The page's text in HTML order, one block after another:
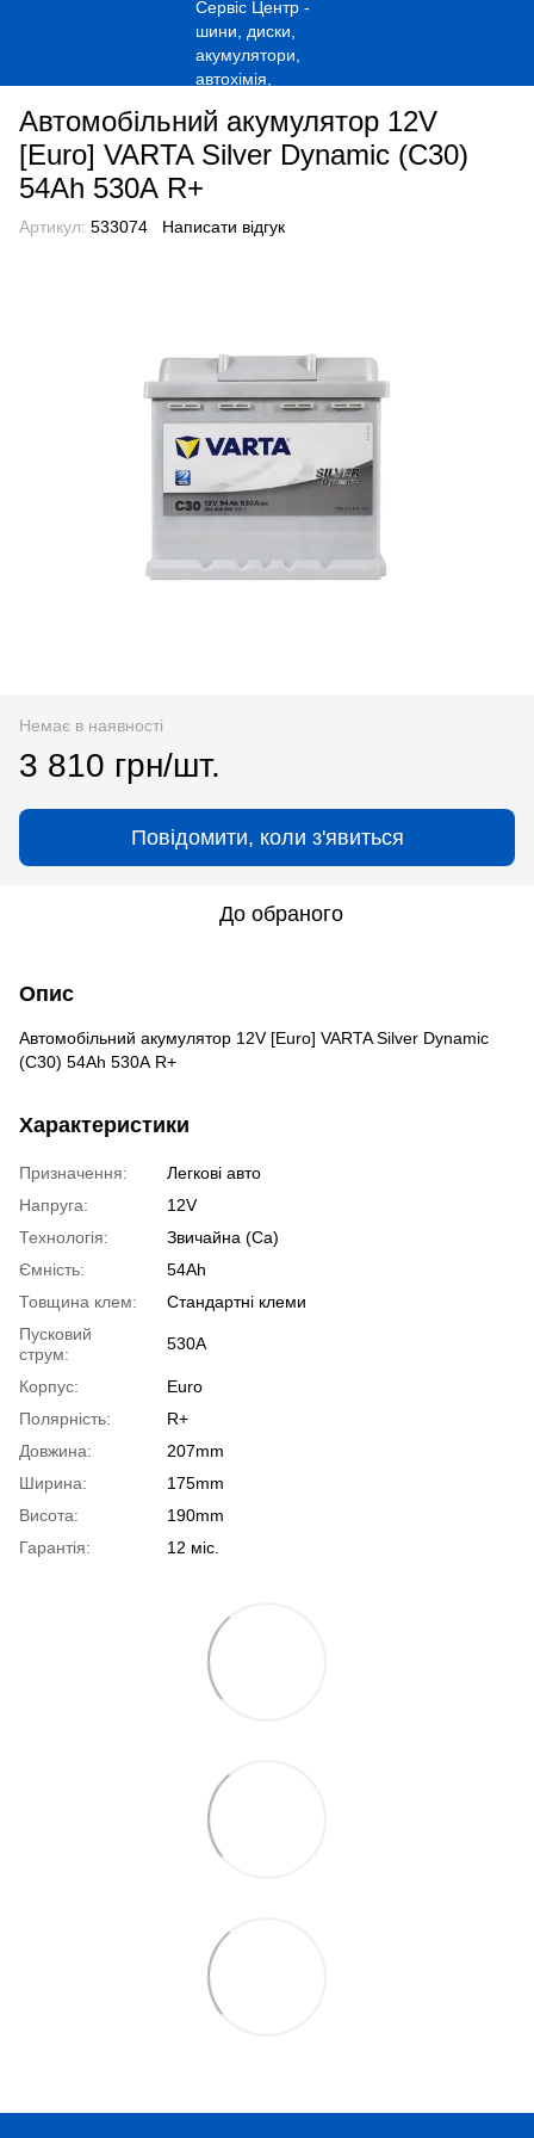
Автомобільний акумулятор 12V
[Euro] VARTA Silver Dynamic (C30)
54Ah 530А R+
Артикул: 533074 Написати відгук
Немає в наявності
3 810 грн/шт.
Повідомити, коли з'явиться
До обраного
Опис
Автомобільний акумулятор 12V [Euro] VARTA Silver Dynamic
(C30) 54Ah 530А R+
Характеристики
Призначення:
Легкові авто
Напруга:
12V
Технологія:
Звичайна (Ca)
Ємність:
54Ah
Товщина клем:
Стандартні клеми
Пусковий
струм:
530А
Корпус:
Euro
Полярність:
R+
Довжина:
207mm
Ширина:
175mm
Висота:
190mm
Гарантія:
12 міс.